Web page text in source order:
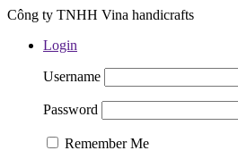
Công ty TNHH Vina handicrafts
Login
Username
Password
Remember Me